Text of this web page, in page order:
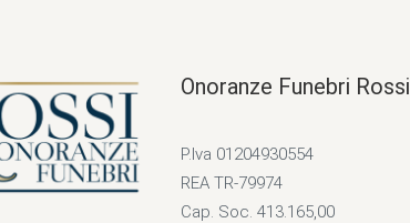
Onoranze Funebri Rossi
P.Iva 01204930554
REA TR-79974
Cap. Soc. 413.165,00